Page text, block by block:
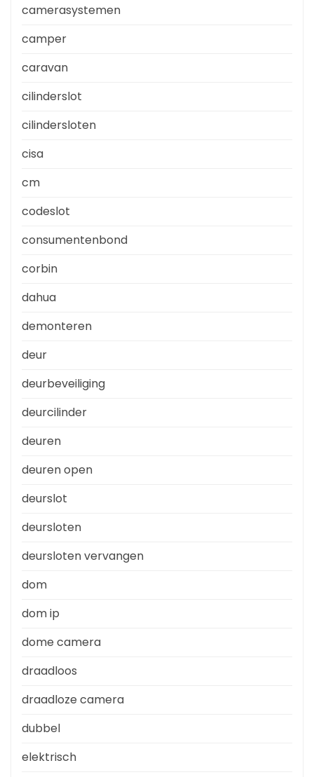
camerasystemen
camper
caravan
cilinderslot
cilindersloten
cisa
cm
codeslot
consumentenbond
corbin
dahua
demonteren
deur
deurbeveiliging
deurcilinder
deuren
deuren open
deurslot
deursloten
deursloten vervangen
dom
dom ip
dome camera
draadloos
draadloze camera
dubbel
elektrisch